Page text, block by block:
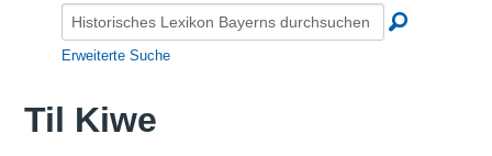
Erweiterte Suche
Til Kiwe